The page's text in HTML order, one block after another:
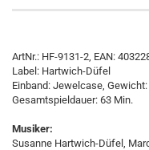
ArtNr.: HF-9131-2, EAN:
Label: Hartwich-Düfel
Einband: Jewelcase,
Gesamtspieldauer: 63 Min.
Musiker:
Susanne Hartwich-Düfel,